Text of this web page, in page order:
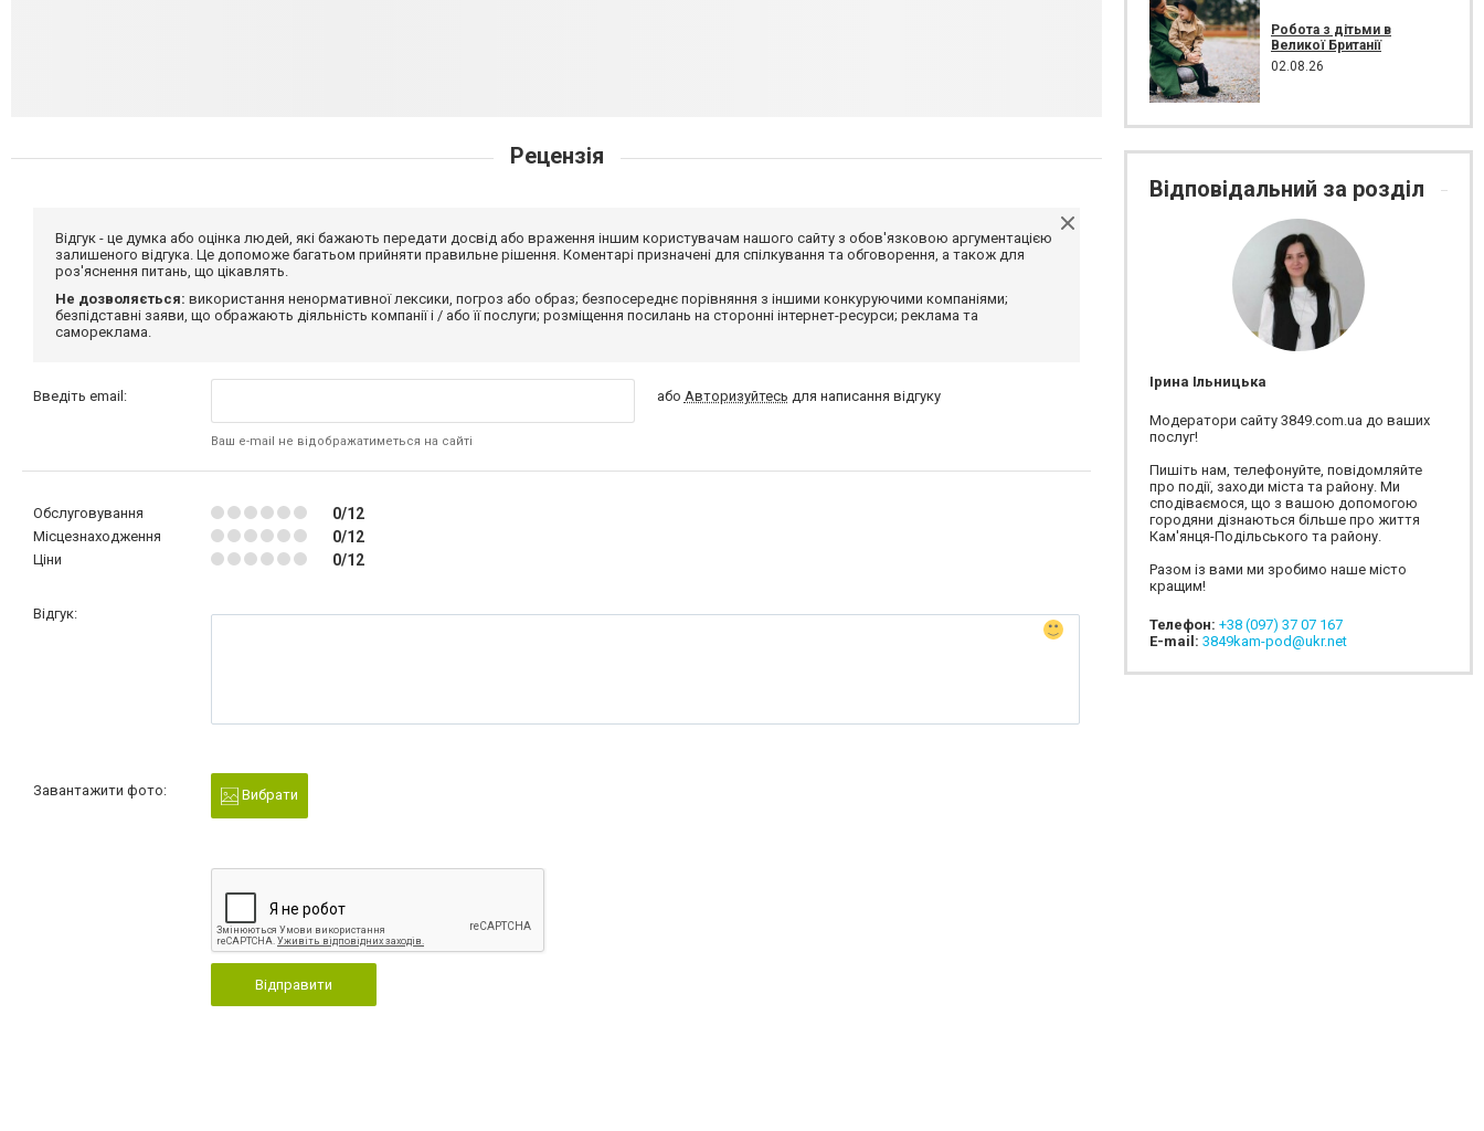
Рецензія
Відгук - це думка або оцінка людей, які бажають передати досвід або враження іншим користувачам нашого сайту з обов'язковою аргументацією
залишеного відгука. Це допоможе багатьом прийняти правильне рішення. Коментарі призначені для спілкування та обговорення, а також для
роз'яснення питань, що цікавлять.
Не дозволяється: використання ненормативної лексики, погроз або образ; безпосереднє порівняння з іншими конкуруючими компаніями;
безпідставні заяви, що ображають діяльність компанії і / або її послуги; розміщення посилань на сторонні інтернет-ресурси; реклама та
самореклама.
Введіть email:
Ваш e-mail не відображатиметься на сайті
або Авторизуйтесь для написання відгуку
Обслуговування 0/12
Місцезнаходження 0/12
Ціни 0/12
Відгук:
Завантажити фото: Вибрати
Відправити
Робота з дітьми в
Великої Британії
02.08.26
Відповідальний за розділ
Ірина Ільницька
Модератори сайту 3849.com.ua до ваших
послуг!
Пишіть нам, телефонуйте, повідомляйте
про події, заходи міста та району. Ми
сподіваємося, що з вашою допомогою
городяни дізнаються більше про життя
Кам'янця-Подільського та району.
Разом із вами ми зробимо наше місто
кращим!
Телефон: +38 (097) 37 07 167
E-mail: 3849kam-pod@ukr.net